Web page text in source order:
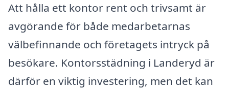
Att hålla ett kontor rent och trivsamt är
avgörande för både medarbetarnas
välbefinnande och företagets intryck på
besökare. Kontorsstädning i Landeryd är
därför en viktig investering, men det kan